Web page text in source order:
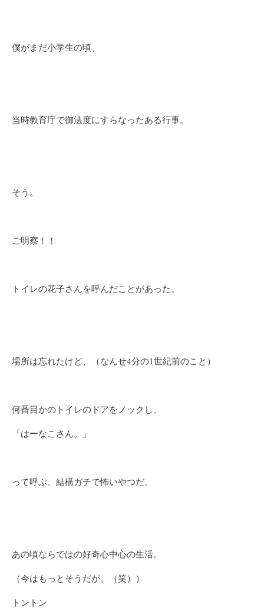
僕がまだ小学生の頃、
当時教育庁で御法度にすらなったある行事。
そう。
ご明察！！
トイレの花子さんを呼んだことがあった。
場所は忘れたけど、（なんせ4分の1世紀前のこと）
何番目かのトイレのドアをノックし、
「はーなこさん。」
って呼ぶ、結構ガチで怖いやつだ。
あの頃ならではの好奇心中心の生活。
（今はもっとそうだが。（笑））
トントン